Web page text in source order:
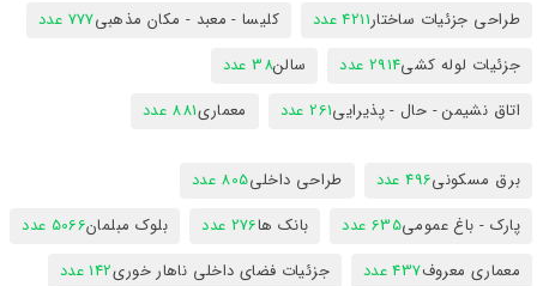
طراحی جزئیات ساختار4211 عدد کلیسا - معبد - مکان مذهبی777 عدد
جزئیات لوله کشی2914 عدد سالن38 عدد
اتاق نشیمن - حال - پذیرایی261 عدد معماری881 عدد
برق مسکونی496 عدد طراحی داخلی805 عدد
پارک - باغ عمومی635 عدد بانک ها276 عدد بلوک مبلمان5066 عدد
معماری معروف437 عدد جزئیات فضای داخلی ناهار خوری142 عدد